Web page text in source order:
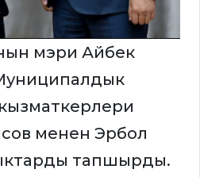
мэри Айбек
менен Эрбол
тапшырды.